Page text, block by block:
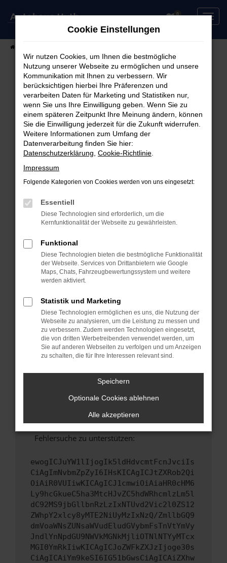
Zum
0
Fehler: Network Error
Beim Laden ist ein Fehler aufgetreten.
Hier sind ein paar Tipps, die dir helfen können:
Überprüfe deine Firewall und deine
Internetverbindung.
Laden andere Webseiten, zum Beispiel deine
Manche Erweiterungen, wie Werbeblocker,
können das Laden bestimmter Seiten
verhindern. Funktioniert die Seite in einem
Fenster?
Starte dein Gerät neu.
Das kann manchmal helfen, vorübergehende
Probleme zu beheben.
Stelle sicher, dass dein Browser und dein
Betriebssystem auf dem neuesten Stand
sind.
Veraltete Software birgt nicht nur ein
Sicherheitsrisiko, sondern kann auch dazu
führen, dass bestimmte Funktionen nicht mehr
Wende dich an den Webseitenbetreiber.
Wenn du alle oben genannten Schritte versucht
hast, kontaktiere uns bitte. Wir werden
versuchen, das Problem zu beheben. Du kannst
uns diesen Text schicken, um uns bei der
Fehlersuche zu unterstützen:
ewogICJuYW1lIjogIk5ldHdvcmtFcnJvciIs
CiAgImNvbmZpZyI6IHsKICAgICJtZXRob2Qi
OiAiR0VUIiwKICAgICJ1cmwiOiAiaHR0cHM6
Ly9hcGkueC5ha3MtcHJvZC5hdWRhcmlzLm5l
dC92MS9jbGllbnRzLzIxNTUvd2Vic2l0ZS12
ZWhpY2xlcy8yMTE2NiUyMzIxNzQ/ZmllbGQ9
dmVoaWNsZUNsaWVudEludGVybmFsTnVtYmVy
JndlYnNpdGU9NWVkMGNkMjliOTNlNTYyMTcx
MGI0YmRkIiwKICAgICJoZWFkZXJzIjoge30s
CiAgICAiYm9keSI6IG51bGwsCiAgICAiZXhw
Cookie Einstellungen
Wir nutzen Cookies, um Ihnen die bestmögliche
Nutzung unserer Webseite zu ermöglichen und unsere
Kommunikation mit Ihnen zu verbessern. Wir
berücksichtigen hierbei Ihre Präferenzen und
verarbeiten Daten für Marketing und Statistiken nur,
wenn Sie uns Ihre Einwilligung geben. Wenn Sie zu
einem späteren Zeitpunkt Ihre Meinung ändern, können
Sie die Einwilligung jederzeit für die Zukunft widerrufen.
Weitere Informationen zum Umfang der
Datenverarbeitung finden Sie hier:
Datenschutzerklärung Cookie-Richtlinie
Impressum
Folgende Kategorien von Cookies werden von uns eingesetzt:
Essentiell
Diese Technologien sind erforderlich, um die
Kernfunktionalität der Webseite zu gewährleisten.
Funktional
Diese Technologien bieten die bestmögliche Funktionalität
der Webseite. Services von Drittanbietern wie Google
Maps, Chats, Fahrzeugbewertungssystem und weitere
werden aktiviert.
Statistik und Marketing
Diese Technologien ermöglichen es uns, die Nutzung der
Webseite zu analysieren, um die Leistung zu messen und
zu verbessern. Zudem werden Technologien eingesetzt,
die von dritten Werbetreibenden verwendet werden, um
Sie auf anderen Webseiten zu verfolgen und um Anzeigen
zu schalten, die für Ihre Interessen relevant sind.
Speichern
Optionale Cookies ablehnen
Alle akzeptieren